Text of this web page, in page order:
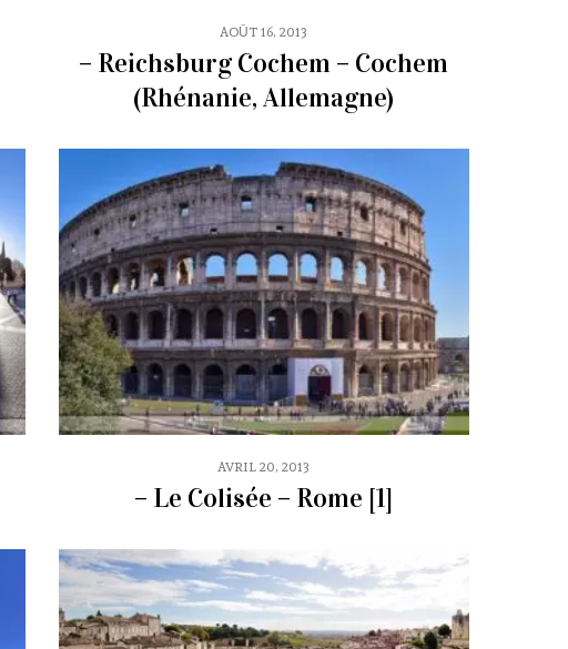
AOÛT 16, 2013
– Reichsburg Cochem – Cochem
(Rhénanie, Allemagne)
AVRIL 20, 2013
– Le Colisée – Rome [1]